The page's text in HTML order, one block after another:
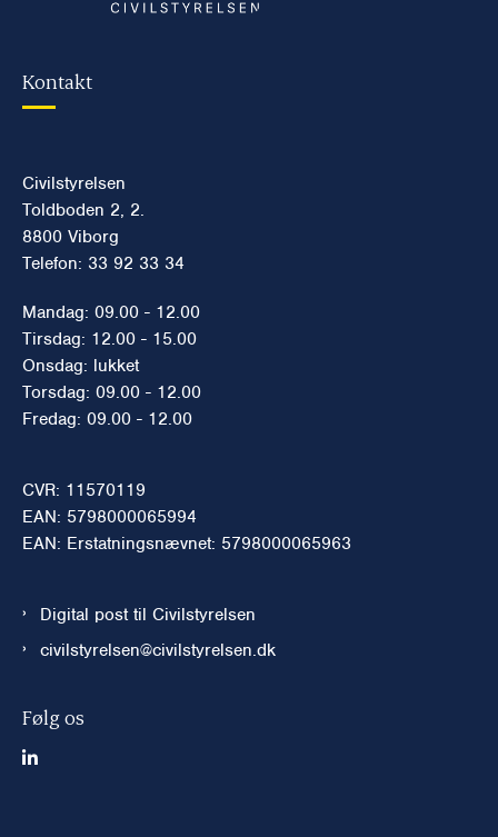
Kontakt
Civilstyrelsen
Toldboden 2, 2.
8800 Viborg
Telefon: 33 92 33 34
Mandag: 09.00 - 12.00
Tirsdag: 12.00 - 15.00
Onsdag: lukket
Torsdag: 09.00 - 12.00
Fredag: 09.00 - 12.00
CVR: 11570119
EAN: 5798000065994
EAN: Erstatningsnævnet: 5798000065963
Digital post til Civilstyrelsen
civilstyrelsen@civilstyrelsen.dk
Følg os